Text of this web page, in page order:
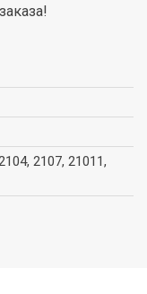
2107, 21011,